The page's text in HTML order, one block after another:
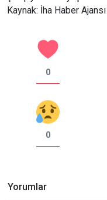
Kaynak: İha Haber Ajansı
0
0
Yorumlar